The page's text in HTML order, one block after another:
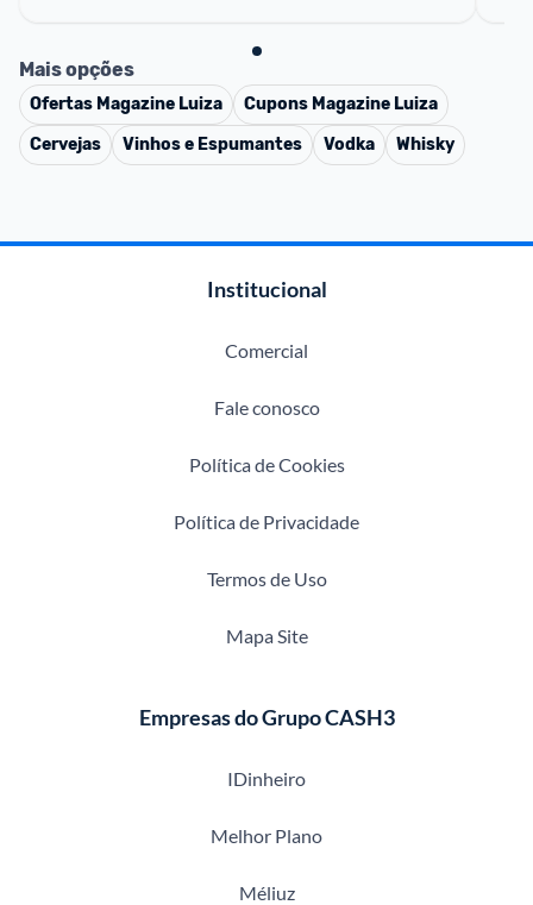
Mais opções
Ofertas Magazine Luiza Cupons Magazine Luiza
Cervejas
Vinhos e Espumantes Vodka Whisky
Institucional
Comercial
Fale conosco
Política de Cookies
Política de Privacidade
Termos de Uso
Mapa Site
Empresas do Grupo CASH3
IDinheiro
Melhor Plano
Méliuz